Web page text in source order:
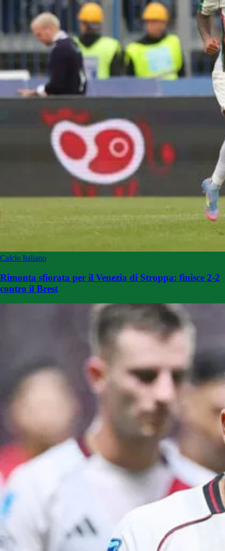
Calcio Italiano
Rimonta sfiorata per il Venezia di Stroppa: finisce 2-2
contro il Brest